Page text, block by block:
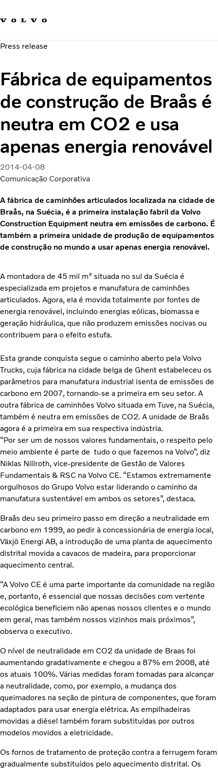
Carreira
Sustentabilidade e Segurança
Press release
Fábrica de equipamentos
de construção de Braås é
neutra em CO2 e usa
apenas energia renovável
2014-04-08
Comunicação Corporativa
A fábrica de caminhões articulados localizada na cidade de
Braås, na Suécia, é a primeira instalação fabril da Volvo
Construction Equipment neutra em emissões de carbono. É
também a primeira unidade de produção de equipamentos
de construção no mundo a usar apenas energia renovável.
A montadora de 45 mil m² situada no sul da Suécia é
especializada em projetos e manufatura de caminhões
articulados. Agora, ela é movida totalmente por fontes de
energia renovável, incluindo energias eólicas, biomassa e
geração hidráulica, que não produzem emissões nocivas ou
contribuem para o efeito estufa.
Esta grande conquista segue o caminho aberto pela Volvo
Trucks, cuja fábrica na cidade belga de Ghent estabeleceu os
parâmetros para manufatura industrial isenta de emissões de
carbono em 2007, tornando-se a primeira em seu setor. A
outra fábrica de caminhões Volvo situada em Tuve, na Suécia,
também é neutra em emissões de CO2. A unidade de Braås
agora é a primeira em sua respectiva indústria.
“Por ser um de nossos valores fundamentais, o respeito pelo
meio ambiente é parte de tudo o que fazemos na Volvo”, diz
Niklas Nillroth, vice-presidente de Gestão de Valores
Fundamentais & RSC na Volvo CE. “Estamos extremamente
orgulhosos do Grupo Volvo estar liderando o caminho da
manufatura sustentável em ambos os setores”, destaca.
Braås deu seu primeiro passo em direção a neutralidade em
carbono em 1999, ao pedir à concessionária de energia local,
Växjö Energi AB, a introdução de uma planta de aquecimento
distrital movida a cavacos de madeira, para proporcionar
aquecimento central.
“A Volvo CE é uma parte importante da comunidade na região
e, portanto, é essencial que nossas decisões com vertente
ecológica beneficiem não apenas nossos clientes e o mundo
em geral, mas também nossos vizinhos mais próximos”,
observa o executivo.
O nível de neutralidade em CO2 da unidade de Braas foi
aumentando gradativamente e chegou a 87% em 2008, até
os atuais 100%. Várias medidas foram tomadas para alcançar
a neutralidade, como, por exemplo, a mudança dos
queimadores na seção de pintura de componentes, que foram
adaptados para usar energia elétrica. As empilhadeiras
movidas a diésel também foram substituídas por outros
modelos movidos a eletricidade.
Os fornos de tratamento de proteção contra a ferrugem foram
gradualmente substituídos pelo aquecimento distrital. Os